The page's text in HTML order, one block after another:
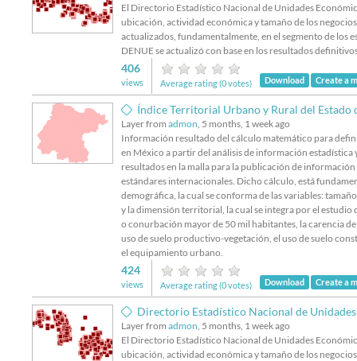
El Directorio Estadístico Nacional de Unidades
ubicación, actividad económica y tamaño de los
actualizados, fundamentalmente, en el segmento de los
DENUE se actualizó con base en los resultados
406
views Average rating (0 votes) Download Create a
Índice Territorial Urbano y Rural del Estado
Layer from admon , 5 months, 1 week ago
Información resultado del cálculo matemático para
en México a partir del análisis de información
resultados en la malla para la publicación de
estándares internacionales. Dicho cálculo, está
demográfica, la cual se conforma de las variables:
y la dimensión territorial, la cual se integra por el estudio
o conurbación mayor de 50 mil habitantes, la carencia
uso de suelo productivo-vegetación, el uso de suelo
el equipamiento urbano.
424
views Average rating (0 votes) Download Create a
Directorio Estadístico Nacional de Unidades
Layer from admon , 5 months, 1 week ago
El Directorio Estadístico Nacional de Unidades
ubicación, actividad económica y tamaño de los